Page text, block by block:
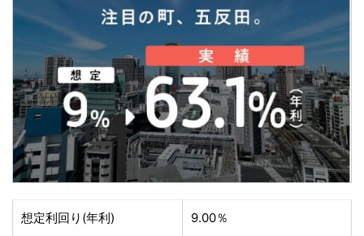
想定利回り(年利) 9.00％